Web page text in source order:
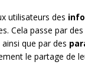
utilisateurs des
Cela passe par des
que par des
le partage de